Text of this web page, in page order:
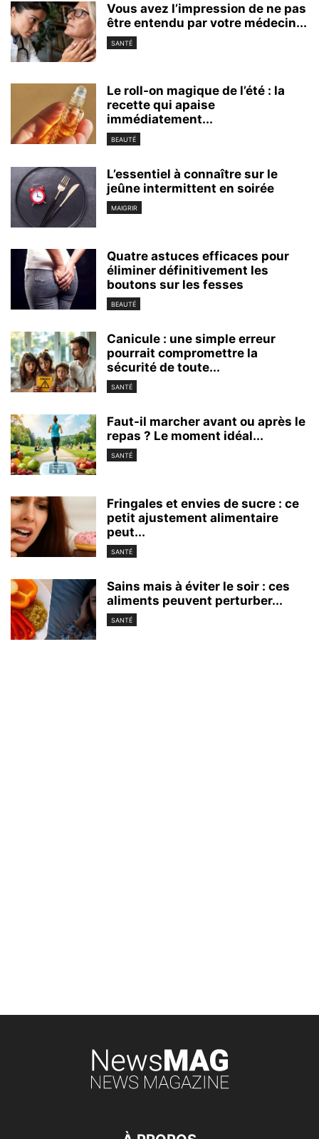
Vous avez l’impression de ne pas
être entendu par votre médecin...
SANTÉ
Le roll-on magique de l’été : la
recette qui apaise
immédiatement...
BEAUTÉ
L’essentiel à connaître sur le
jeûne intermittent en soirée
MAIGRIR
Quatre astuces efficaces pour
éliminer définitivement les
boutons sur les fesses
BEAUTÉ
Canicule : une simple erreur
pourrait compromettre la
sécurité de toute...
SANTÉ
Faut-il marcher avant ou après le
repas ? Le moment idéal...
SANTÉ
Fringales et envies de sucre : ce
petit ajustement alimentaire
peut...
SANTÉ
Sains mais à éviter le soir : ces
aliments peuvent perturber...
SANTÉ